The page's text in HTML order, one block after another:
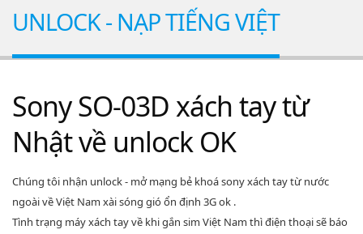
UNLOCK - NẠP TIẾNG VIỆT
Sony SO-03D xách tay từ
Nhật về unlock OK
Chúng tôi nhận unlock - mở mạng bẻ khoá sony xách tay từ nước
ngoài về Việt Nam xài sóng gió ổn định 3G ok .
Tình trạng máy xách tay về khi gắn sim Việt Nam thì điện thoại sẽ báo